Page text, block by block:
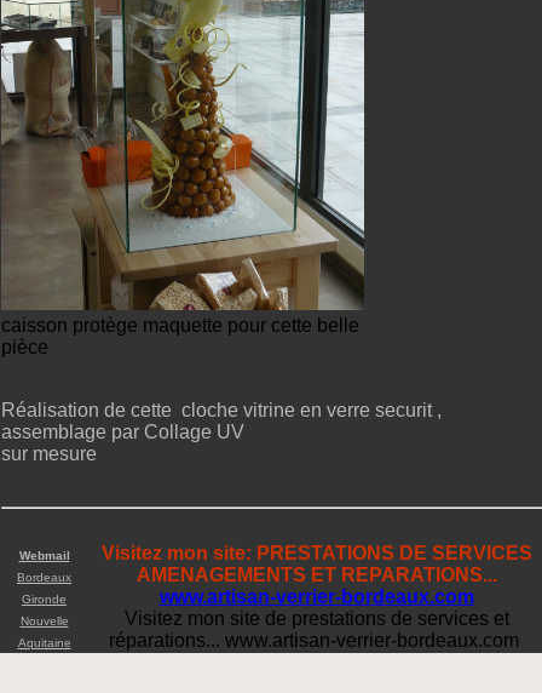
caisson protège maquette pour cette belle
pièce
Réalisation de cette cloche vitrine en verre securit ,
assemblage par Collage UV
sur mesure
Webmail
Bordeaux
Gironde
Nouvelle
Aquitaine
Visitez mon site: PRESTATIONS DE SERVICES
AMENAGEMENTS ET REPARATIONS...
www.artisan-verrier-bordeaux.com
Visitez mon site de prestations de services et
réparations... www.artisan-verrier-bordeaux.com